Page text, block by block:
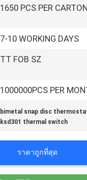
1650 PCS PER CARTON
7-10 WORKING DAYS
TT FOB SZ
1000000PCS PER
bimetal snap disc
ksd301 thermal switch
ราคาถูกที่สุด